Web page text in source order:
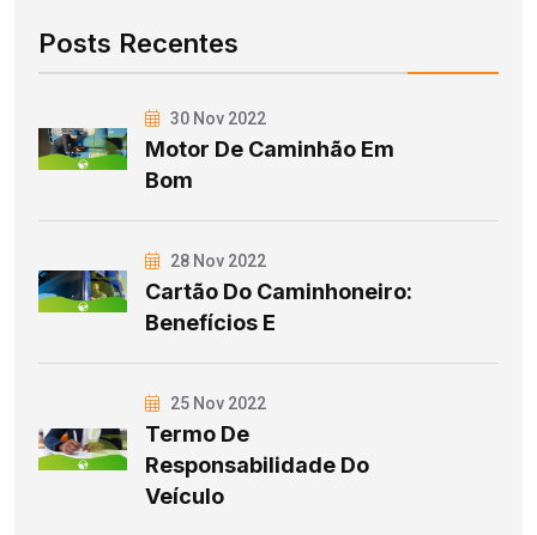
Posts Recentes
30 Nov 2022
Motor De Caminhão Em
Bom
28 Nov 2022
Cartão Do Caminhoneiro:
Benefícios E
25 Nov 2022
Termo De
Responsabilidade Do
Veículo